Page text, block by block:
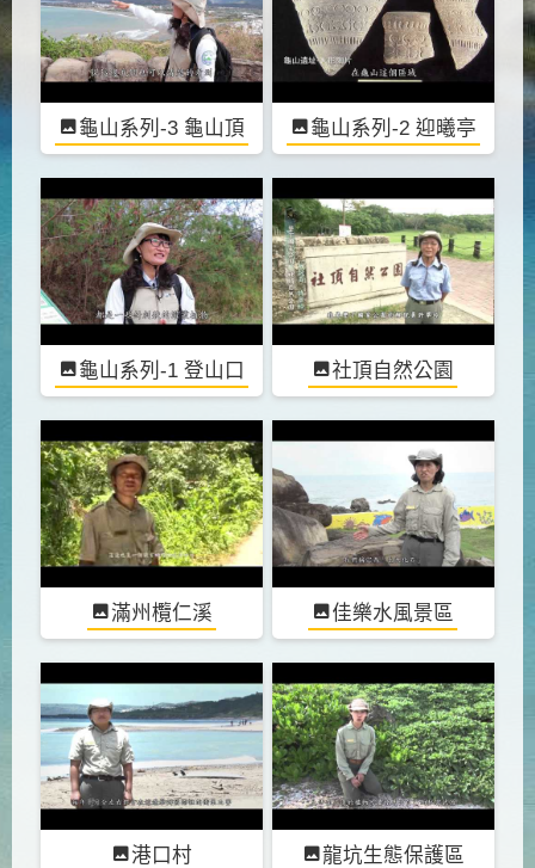
龜山系列-3 龜山頂 龜山系列-2 迎曦亭
龜山系列-1 登山口 社頂自然公園
滿州欖仁溪 佳樂水風景區
港口村 龍坑生態保護區